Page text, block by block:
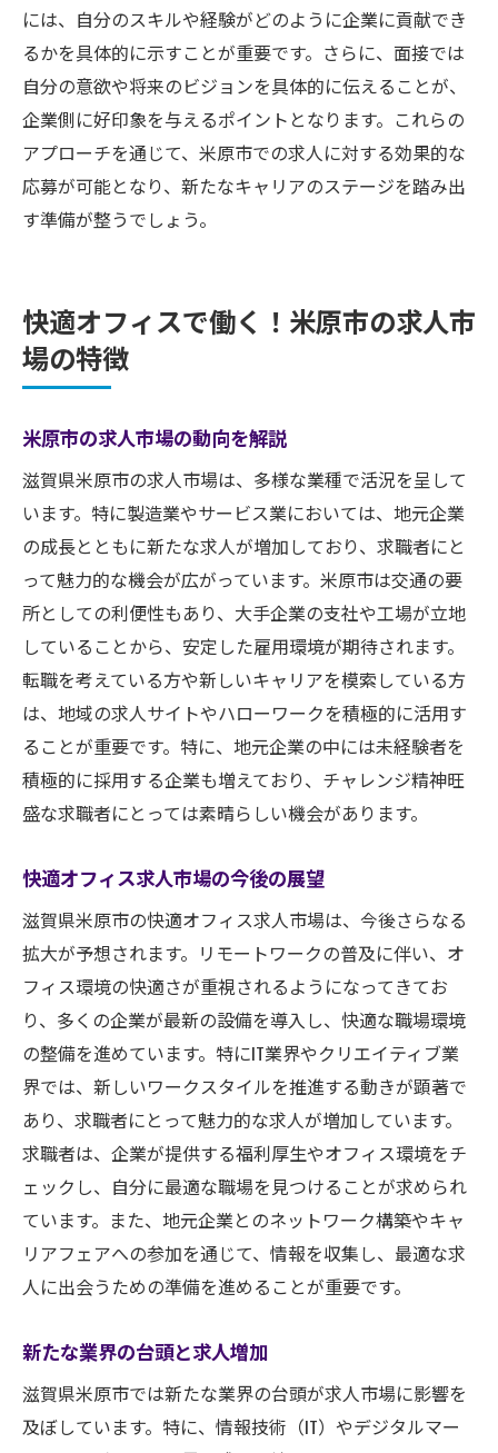
には、自分のスキルや経験がどのように企業に貢献でき
るかを具体的に示すことが重要です。さらに、面接では
自分の意欲や将来のビジョンを具体的に伝えることが、
企業側に好印象を与えるポイントとなります。これらの
アプローチを通じて、米原市での求人に対する効果的な
応募が可能となり、新たなキャリアのステージを踏み出
す準備が整うでしょう。
快適オフィスで働く！米原市の求人市
場の特徴
米原市の求人市場の動向を解説
滋賀県米原市の求人市場は、多様な業種で活況を呈して
います。特に製造業やサービス業においては、地元企業
の成長とともに新たな求人が増加しており、求職者にと
って魅力的な機会が広がっています。米原市は交通の要
所としての利便性もあり、大手企業の支社や工場が立地
していることから、安定した雇用環境が期待されます。
転職を考えている方や新しいキャリアを模索している方
は、地域の求人サイトやハローワークを積極的に活用す
ることが重要です。特に、地元企業の中には未経験者を
積極的に採用する企業も増えており、チャレンジ精神旺
盛な求職者にとっては素晴らしい機会があります。
快適オフィス求人市場の今後の展望
滋賀県米原市の快適オフィス求人市場は、今後さらなる
拡大が予想されます。リモートワークの普及に伴い、オ
フィス環境の快適さが重視されるようになってきてお
り、多くの企業が最新の設備を導入し、快適な職場環境
の整備を進めています。特にIT業界やクリエイティブ業
界では、新しいワークスタイルを推進する動きが顕著で
あり、求職者にとって魅力的な求人が増加しています。
求職者は、企業が提供する福利厚生やオフィス環境をチ
ェックし、自分に最適な職場を見つけることが求められ
ています。また、地元企業とのネットワーク構築やキャ
リアフェアへの参加を通じて、情報を収集し、最適な求
人に出会うための準備を進めることが重要です。
新たな業界の台頭と求人増加
滋賀県米原市では新たな業界の台頭が求人市場に影響を
及ぼしています。特に、情報技術（IT）やデジタルマー